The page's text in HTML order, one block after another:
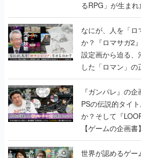
か？『ロマサガ2
設定画から迫る、
した「ロマン」の
書】
『ガンパレ』の
PSの伝説的タイ
か？そして『
【ゲームの企画書
世界が認めるゲー
とはいったい何が
ウ・外山圭一郎ら
れたこだわりを語